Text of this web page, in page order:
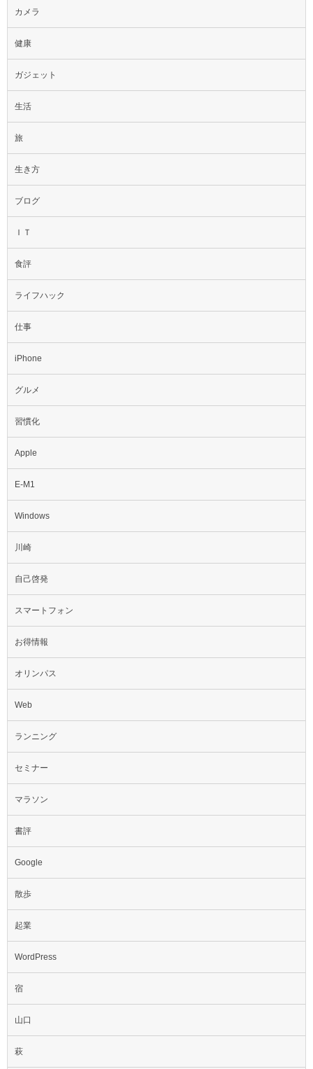
カメラ
健康
ガジェット
生活
旅
生き方
ブログ
ＩＴ
食評
ライフハック
仕事
iPhone
グルメ
習慣化
Apple
E-M1
Windows
川崎
自己啓発
スマートフォン
お得情報
オリンパス
Web
ランニング
セミナー
マラソン
書評
Google
散歩
起業
WordPress
宿
山口
萩